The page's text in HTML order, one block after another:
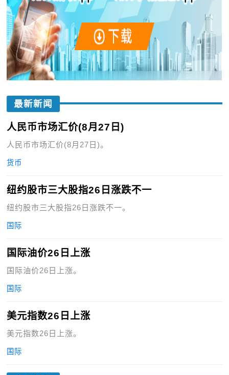
最新新闻
人民币市场汇价(8月27日)
人民币市场汇价(8月27日)。
货币
纽约股市三大股指26日涨跌不一
纽约股市三大股指26日涨跌不一。
国际
国际油价26日上涨
国际油价26日上涨。
国际
美元指数26日上涨
美元指数26日上涨。
国际